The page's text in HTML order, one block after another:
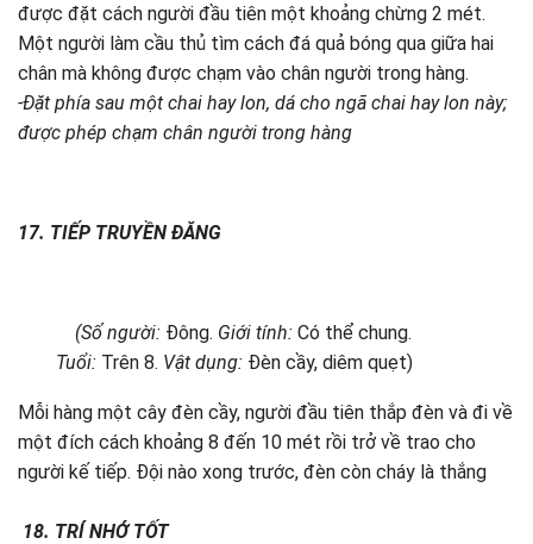
được đặt cách người đầu tiên một khoảng chừng 2 mét.
Một người làm cầu thủ tìm cách đá quả bóng qua giữa hai
chân mà không được chạm vào chân người trong hàng.
-Đặt phía sau một chai hay lon, dá cho ngã chai hay lon này;
được phép chạm chân người trong hàng
17. TIẾP TRUYỀN ĐĂNG
(Số người: Đông. Giới tính: Có thể chung.
Tuổi: Trên 8. Vật dụng: Đèn cầy, diêm quẹt)
Mỗi hàng một cây đèn cầy, người đầu tiên thắp đèn và đi về
một đích cách khoảng 8 đến 10 mét rồi trở về trao cho
người kế tiếp. Đội nào xong trước, đèn còn cháy là thắng
18. TRÍ NHỚ TỐT